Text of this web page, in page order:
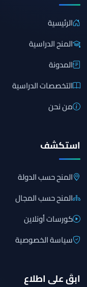
الرئيسية
المنح الدراسية
المدونة
التخصصات الدراسية
من نحن
استكشف
المنح حسب الدولة
المنح حسب المجال
كورسات أونلاين
سياسة الخصوصية
ابقَ على اطلاع